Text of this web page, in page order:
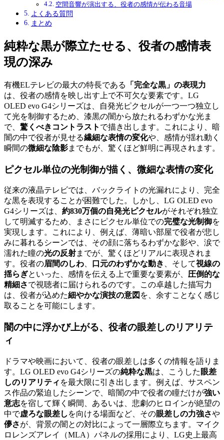
空間音響が演出する、役者の感情が伝わる音場
よくある質問
まとめ
純粋な黒が際立たせる、役者の感情表
現の深み
有機ELテレビの最大の特長である
「完全な黒」の表現力
は、役者の感情を映し出す上で不可欠な要素です。LG
OLED evo G4シリーズは、自発光ピクセルが一つ一つ独立し
て光を制御するため、漆黒の闇から放たれるわずかな光ま
で、 驚くべきコントラスト で描き出します。これにより、暗
闇の中で役者が見せる繊細な表情の変化や、感情が揺れ動く
瞬間の微細な陰影までもが、驚くほど鮮明に再現されます。
ピクセル単位の光制御が描く、 微細な表情の変化
従来の液晶テレビでは、バックライトの光漏れにより、完全
な黒を表現することが困難でした。しかし、LG OLED evo
G4シリーズは、 約830万個の自発光ピクセルがそれぞれ独立
して明滅するため、まさにピクセル単位での完璧な光制御を
実現します。これにより、例えば、薄暗い部屋で役者が悲し
みに暮れるシーンでは、その顔に落ちるわずかな影や、涙で
濡れた瞳の光の反射までが、驚くほどリアルに表現されま
す。役者の眉間のしわ、 口元のわずかな動き 、そして視線の
揺らぎといった、感情を伝える上で重要な要素が、 圧倒的な
精細さで視聴者に届けられるのです。この卓越した描写力
は、役者が込めた細やかな演技の意図 を、余すことなく感じ
取ることを可能にします。
闇の中に浮かび上がる、 役者の眼差しのリアリテ
ィ
ドラマや映画において、役者の眼差しは多くの情報を語りま
す。LG OLED evo G4シリーズの純粋な黒は、こうした 眼差
しのリアリティ を最大限に引き出します。例えば、サスペン
ス作品の緊迫したシーンで、暗闇の中で役者の瞳だけが強い
意志を宿して輝く瞬間、あるいは、悲劇のヒロインが絶望の
中で虚ろな眼差し を向ける場面など、その眼差しの力強さや
儚さが、背景の闇との対比によって一層際立ちます。マイク
ロレンズアレイ（MLA）パネルの採用により、LG史上最高